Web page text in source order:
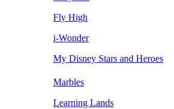
Fly High
i-Wonder
My Disney Stars and Heroes
Marbles
Learning Lands